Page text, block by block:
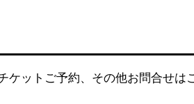
ケットご予約、その他お問合せは